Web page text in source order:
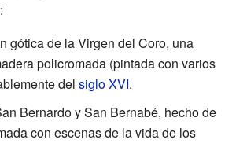
gótica de la Virgen del Coro, una
policromada (pintada con varios
del siglo XVI.
Bernardo y San Bernabé, hecho de
con escenas de la vida de los